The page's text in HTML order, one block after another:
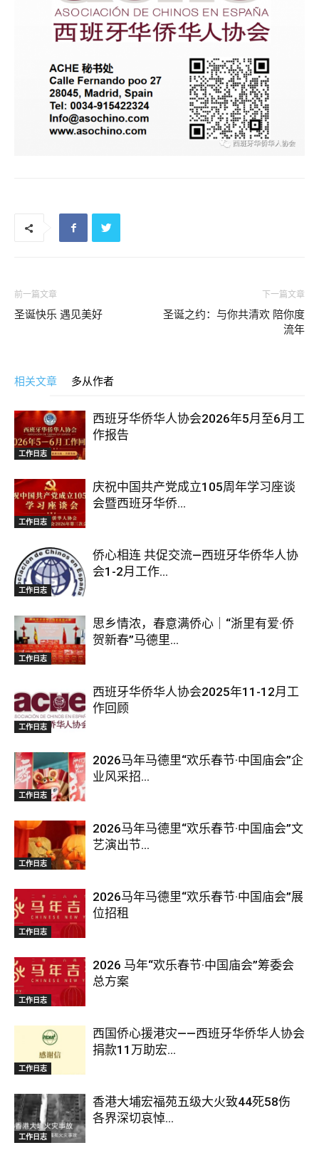
前一篇文章
圣诞快乐 遇见美好
下一篇文章
圣诞之约：与你共清欢 陪你度
流年
相关文章 多从作者
工作日志
西班牙华侨华人协会2026年5月至6月工
作报告
工作日志
庆祝中国共产党成立105周年学习座谈
会暨西班牙华侨...
工作日志
侨心相连 共促交流—西班牙华侨华人协
会1-2月工作...
工作日志
思乡情浓，春意满侨心｜“浙里有爱·侨
贺新春”马德里...
工作日志
西班牙华侨华人协会2025年11-12月工
作回顾
工作日志
2026马年马德里“欢乐春节·中国庙会”企
业风采招...
工作日志
2026马年马德里“欢乐春节·中国庙会”文
艺演出节...
工作日志
2026马年马德里“欢乐春节·中国庙会”展
位招租
工作日志
2026 马年“欢乐春节·中国庙会”筹委会
总方案
工作日志
西国侨心援港灾——西班牙华侨华人协会
捐款11万助宏...
工作日志
香港大埔宏福苑五级大火致44死58伤
各界深切哀悼...